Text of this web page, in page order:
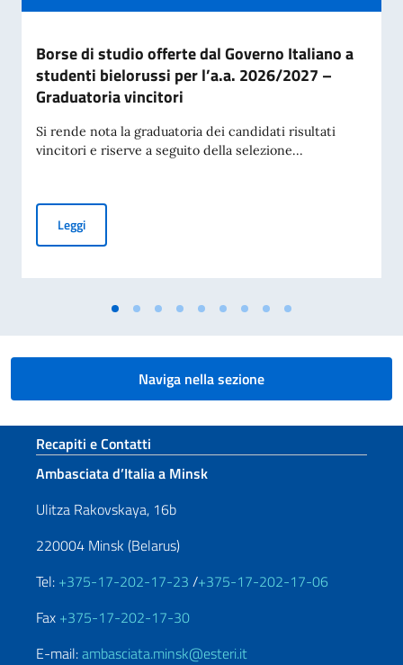
Borse di studio offerte dal Governo Italiano a
studenti bielorussi per l’a.a. 2026/2027 –
Graduatoria vincitori
Si rende nota la graduatoria dei candidati risultati
vincitori e riserve a seguito della selezione...
LeggiBorse di studio offerte dal Governo Italiano a studenti
Naviga nella sezione
Sezione footer
Recapiti e Contatti
Ambasciata d’Italia a Minsk
Ulitza Rakovskaya, 16b
220004 Minsk (Belarus)
Tel: +375-17-202-17-23 /+375-17-202-17-06
Fax +375-17-202-17-30
E-mail:ambasciata.minsk@esteri.it